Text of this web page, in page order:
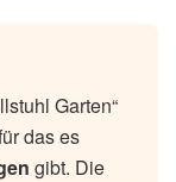
Garten“
das es
gibt. Die